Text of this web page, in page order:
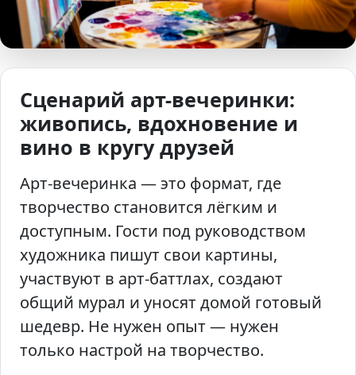
Сценарий арт-вечеринки:
живопись, вдохновение и
вино в кругу друзей
Арт-вечеринка — это формат, где
творчество становится лёгким и
доступным. Гости под руководством
художника пишут свои картины,
участвуют в арт-баттлах, создают
общий мурал и уносят домой готовый
шедевр. Не нужен опыт — нужен
только настрой на творчество.